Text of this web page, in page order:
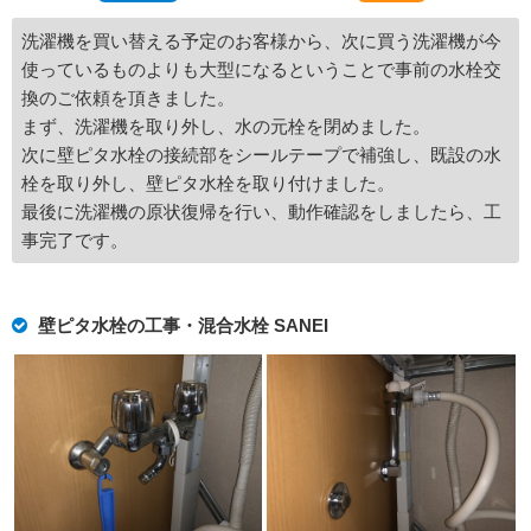
洗濯機を買い替える予定のお客様から、次に買う洗濯機が今
使っているものよりも大型になるということで事前の水栓交
換のご依頼を頂きました。
まず、洗濯機を取り外し、水の元栓を閉めました。
次に壁ピタ水栓の接続部をシールテープで補強し、既設の水
栓を取り外し、壁ピタ水栓を取り付けました。
最後に洗濯機の原状復帰を行い、動作確認をしましたら、工
事完了です。
壁ピタ水栓の工事・混合水栓 SANEI